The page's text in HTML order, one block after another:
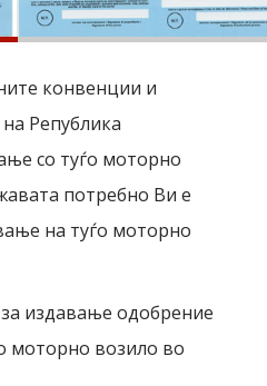
конвенции и
Република
со туѓо моторно
потребно Ви е
на туѓо моторно
издавање одобрение
моторно возило во